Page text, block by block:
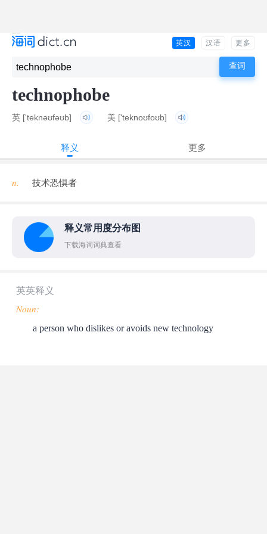
英汉 汉语 更多
technophobe
英 ['teknəʊfəʊb] 美 ['teknoʊfoʊb]
释义 更多
n. 技术恐惧者
释义常用度分布图
下载海词词典查看
英英释义
Noun:
a person who dislikes or avoids new technology